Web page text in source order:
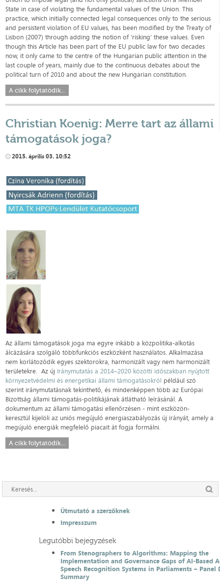
State in case of violating the fundamental values of the Union. This
practice, which initially connected legal consequences only to the serious
and persistent violation of EU values, has been modified by the Treaty of
Lisbon (2007) through adding the notion of ‘risking’ these values. Even
though this Article has been part of the EU public law for two decades
now, it only came to the centre of the Hungarian public attention in the
last couple of years, mainly due to the continuous debates about the
political turn of 2010 and about the new Hungarian constitution.
A cikk folytatódik...
Christian Koenig: Merre tart az állami
támogatások joga?
2015. április 03. 10:52
Az állami támogatások joga ma egyre inkább a közpolitika-alkotás
álcázására szolgáló többfunkciós eszközként használatos. Alkalmazása
nem korlátozódik egyes szektorokra, harmonizált vagy nem harmonizált
területekre. Az új Iránymutatás a 2014–2020 közötti időszakban nyújtott
környezetvédelmi és energetikai állami támogatásokról például szó
szerint iránymutatásnak tekinthető, és mindenképpen több az Európai
Bizottság állami támogatás-politikájának átlátható leírásánál. A
dokumentum az állami támogatási ellenőrzésen - mint eszközön-
keresztül kijelöli az uniós megújuló energiaszabályozás új irányát, amely a
megújuló energiák megfelelő piacait át fogja formálni.
A cikk folytatódik...
Útmutató a szerzőknek
Impresszum
Legutóbbi bejegyzések
From Stenographers to Algorithms: Mapping the
Implementation and Governance Gaps of AI-Based
Speech Recognition Systems in Parliaments – Panel
Summary